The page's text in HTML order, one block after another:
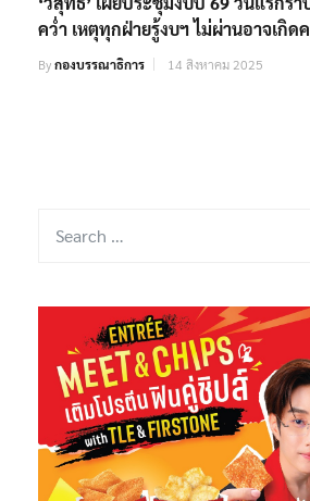
คว่ำ เหตุทุกฝ่ายรู้งบฯ ไม่ผ่านอาจเกิด
Byกองบรรณาธิการ 14 สิงหาคม 2025